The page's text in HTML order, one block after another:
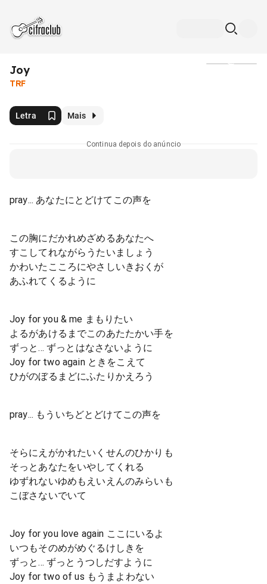
Joy
TRF
Letra Mais
Continua depois do anúncio
pray... あなたにとどけてこの声を
この胸にだかれめざめるあなたへ
すこしてれながらうたいましょう
かわいたこころにやさしいきおくが
あふれてくるように
Joy for you & me まもりたい
よるがあけるまでこのあたたかい手を
ずっと... ずっとはなさないように
Joy for two again ときをこえて
ひがのぼるまどにふたりかえろう
pray... もういちどとどけてこの声を
そらにえがかれたいくせんのひかりも
そっとあなたをいやしてくれる
ゆずれないゆめもえいえんのみらいも
こぼさないでいて
Joy for you love again ここにいるよ
いつもそのめがめぐるけしきを
ずっと... ずっとうつしだすように
Joy for two of us もうまよわない